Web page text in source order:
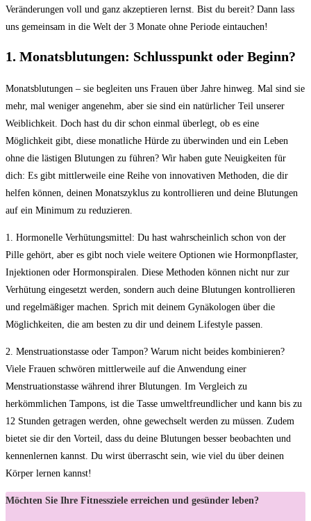
Veränderungen voll und ganz akzeptieren lernst. Bist du bereit? Dann lass
uns gemeinsam in die Welt der 3 Monate ohne Periode eintauchen!
1. Monatsblutungen: Schlusspunkt oder Beginn?
Monatsblutungen – sie begleiten uns Frauen über Jahre hinweg. Mal sind sie
mehr, mal weniger angenehm, aber sie sind ein natürlicher Teil unserer
Weiblichkeit. Doch hast du dir schon einmal überlegt, ob es eine
Möglichkeit gibt, diese monatliche Hürde zu überwinden und ein Leben
ohne die lästigen Blutungen zu führen? Wir haben gute Neuigkeiten für
dich: Es gibt mittlerweile eine Reihe von innovativen Methoden, die dir
helfen können, deinen Monatszyklus zu kontrollieren und deine Blutungen
auf ein Minimum zu reduzieren.
1. Hormonelle Verhütungsmittel: Du hast wahrscheinlich schon von der
Pille gehört, aber es gibt noch viele weitere Optionen wie Hormonpflaster,
Injektionen oder Hormonspiralen. Diese Methoden können nicht nur zur
Verhütung eingesetzt werden, sondern auch deine Blutungen kontrollieren
und regelmäßiger machen. Sprich mit deinem Gynäkologen über die
Möglichkeiten, die am besten zu dir und deinem Lifestyle passen.
2. Menstruationstasse oder Tampon? Warum nicht beides kombinieren?
Viele Frauen schwören mittlerweile auf die Anwendung einer
Menstruationstasse während ihrer Blutungen. Im Vergleich zu
herkömmlichen Tampons, ist die Tasse umweltfreundlicher und kann bis zu
12 Stunden getragen werden, ohne gewechselt werden zu müssen. Zudem
bietet sie dir den Vorteil, dass du deine Blutungen besser beobachten und
kennenlernen kannst. Du wirst überrascht sein, wie viel du über deinen
Körper lernen kannst!
Möchten Sie Ihre Fitnessziele erreichen und gesünder leben?